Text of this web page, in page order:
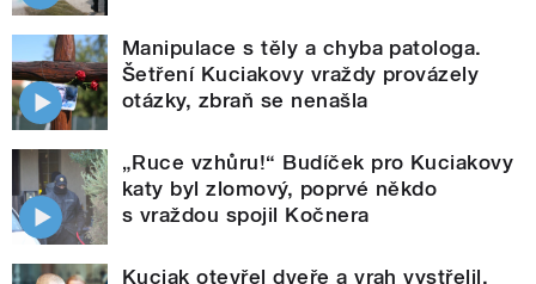
Manipulace s těly a chyba patologa.
Šetření Kuciakovy vraždy provázely
otázky, zbraň se nenašla
„Ruce vzhůru!“ Budíček pro Kuciakovy
katy byl zlomový, poprvé někdo
s vraždou spojil Kočnera
Kuciak otevřel dveře a vrah vystřelil.